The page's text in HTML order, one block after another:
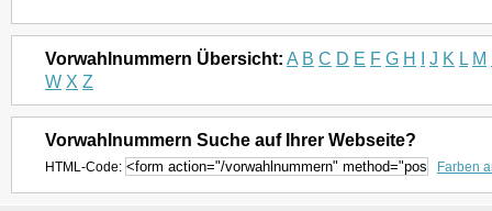
Vorwahlnummern Übersicht: A B C D E F G H I J K L M
W X Z
Vorwahlnummern Suche auf Ihrer Webseite?
HTML-Code: Farben